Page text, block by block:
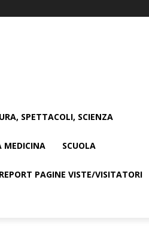
SPETTACOLI, SCIENZA
MEDICINA SCUOLA
REPORT PAGINE VISTE/VISITATORI